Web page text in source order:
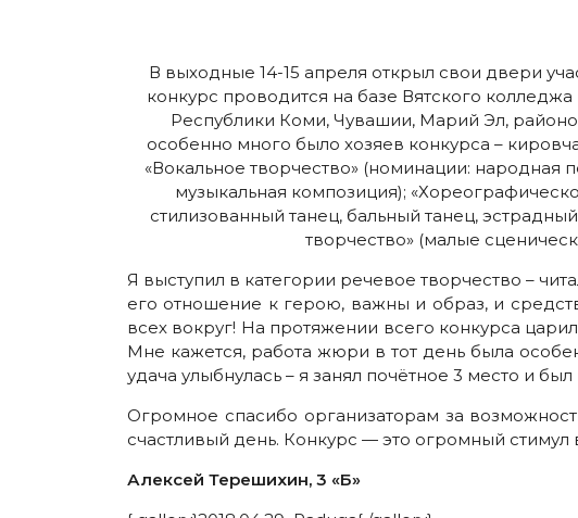
В выходные 14-15 апреля открыл свои двери
конкурс проводится на базе Вятского
Республики Коми, Чувашии, Марий Эл,
особенно много было хозяев конкурса –
«Вокальное творчество» (номинации: народная
музыкальная композиция);
стилизованный танец, бальный танец,
творчество» (малые
Я выступил в категории речевое творчество –
его отношение к герою, важны и образ, и
всех вокруг! На протяжении всего конкурса
Мне кажется, работа жюри в тот день была
удача улыбнулась – я занял почётное 3 место и
Огромное спасибо организаторам за
счастливый день. Конкурс — это огромный
Алексей Терешихин, 3 «Б»